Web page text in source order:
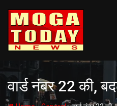
content
वार्ड नंबर 22 की,